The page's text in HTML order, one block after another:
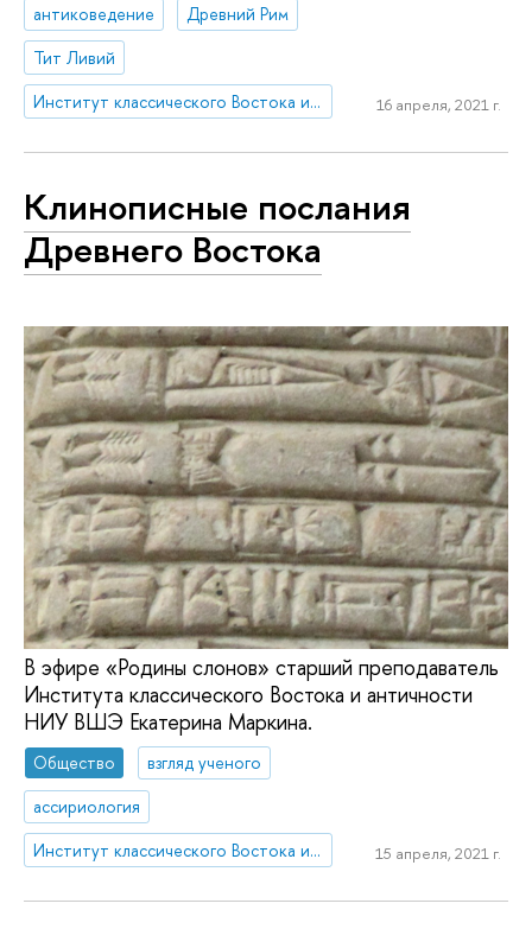
антиковедение
Древний Рим
Тит Ливий
Институт классического Востока и античности
16 апреля, 2021 г.
Клинописные послания
Древнего Востока
В эфире «Родины слонов» старший преподаватель
Института классического Востока и античности
НИУ ВШЭ Екатерина Маркина.
Общество
взгляд ученого
ассириология
Институт классического Востока и античности
15 апреля, 2021 г.